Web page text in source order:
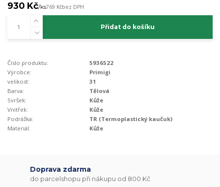
930 Kč/ks769 Kčbez DPH
Přidat do košíku
Číslo produktu:
5936522
Výrobce:
Primigi
velikost:
31
Barva:
Tělová
Svršek:
Kůže
Vnitřek:
Kůže
Podrážka:
TR (Termoplastický kaučuk)
Materiál:
Kůže
Doprava zdarma
do parcelshopu při nákupu od 800 Kč